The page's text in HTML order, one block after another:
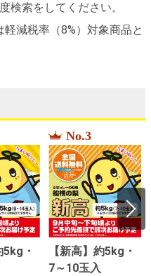
検索をしてください。
軽減税率（8%）対象商品と
5kg・
No.3
【新高】約5kg・
7～10玉入